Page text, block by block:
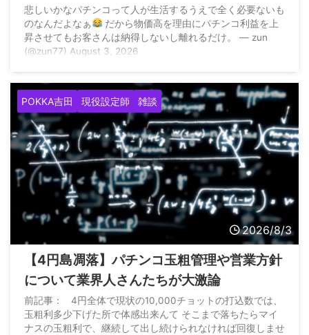
チンコ利益を上昇させてもお客さんは納得
しないし離れるだけ」
悲しいかなパチンコって人が生活するうえで全く必要ないも
のなんだよなぁ
だから物価高を理由にパチンコ利益を上
昇させてもお客さんは納得しないし離れるだけ。 — zun
(@zun77) August 3, 2026
POKKA吉田 現役設定師 雑談
2026/8/3
【4円島凋落】パチンコ玉粗管理や営業方針
について業界人さんたちが大激論
前記事： 4円全体で現状の10,000チョットの打込数では、
玉粗利多少下げた所で体感出来んて そこまで落ちたらマイ
ナスの玉粗利で、継続して出し続けられなければ回復しませ